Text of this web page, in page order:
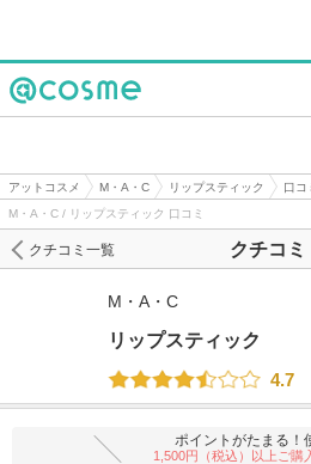
アットコスメ M・A・C リップスティック 口コ
M・A・C / リップスティック 口コミ
クチコミ
クチコミ一覧
M・A・C
リップスティック
4.7
ポイントがたまる！
1,500円（税込）以上ご購